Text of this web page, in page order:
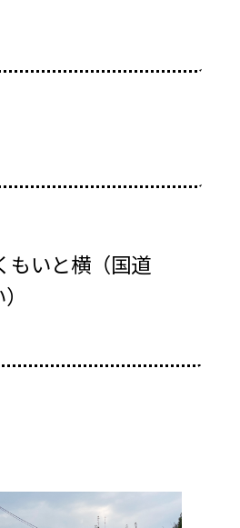
もいと横（国道